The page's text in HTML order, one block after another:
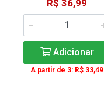
R$ 36,99
Adicionar
A partir de 3: R$ 33,49